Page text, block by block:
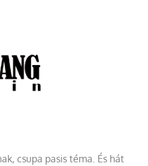
csupa pasis téma. És hát